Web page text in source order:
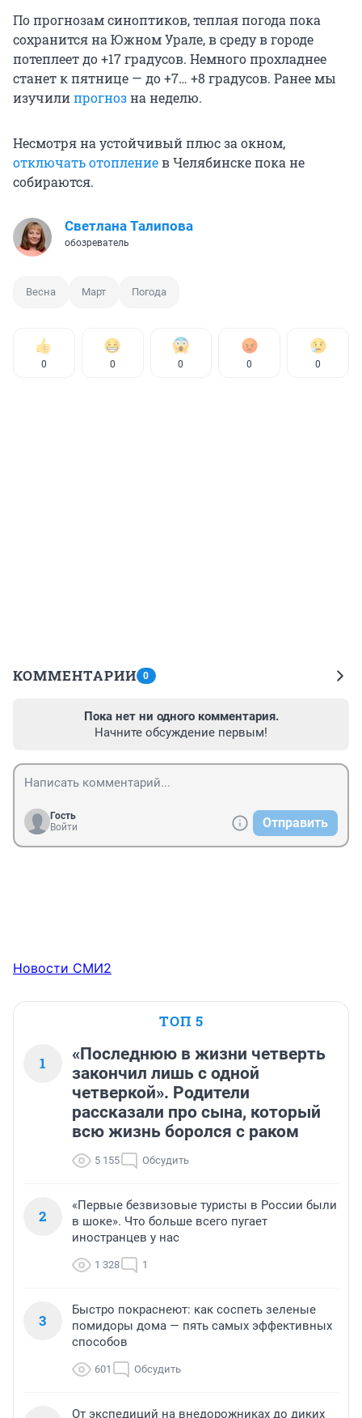
По прогнозам синоптиков, теплая погода пока
сохранится на Южном Урале, в среду в городе
потеплеет до +17 градусов. Немного прохладнее
станет к пятнице — до +7… +8 градусов. Ранее мы
изучилипрогнозна неделю.
Несмотря на устойчивый плюс за окном,
отключать отоплениев Челябинске пока не
собираются.
Светлана Талипова
обозреватель
Весна Март Погода
0 0 0 0 0
КОММЕНТАРИИ 0
Пока нет ни одного комментария.
Начните обсуждение первым!
Гость
Войти
Отправить
Новости СМИ2
ТОП 5
1
«Последнюю в жизни четверть
закончил лишь с одной
четверкой». Родители
рассказали про сына, который
всю жизнь боролся с раком
5 155 Обсудить
2
«Первые безвизовые туристы в России были
в шоке». Что больше всего пугает
иностранцев у нас
1 328 1
3
Быстро покраснеют: как соспеть зеленые
помидоры дома — пять самых эффективных
способов
601 Обсудить
От экспедиций на внедорожниках до диких